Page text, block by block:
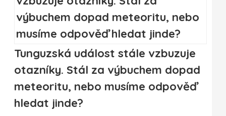
Tunguzská událost stále vzbuzuje
otazníky. Stál za výbuchem dopad
meteoritu, nebo musíme odpověď
hledat jinde?